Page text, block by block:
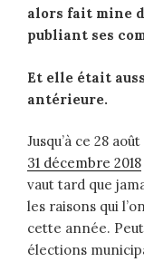
alors fait mine
publiant ses
Et elle était
antérieure.
Jusqu’à ce 28
31 décembre 2018
vaut tard que
les raisons qui
cette année.
élections